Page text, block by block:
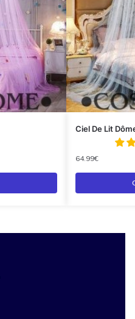
Ciel De Lit
64.99€